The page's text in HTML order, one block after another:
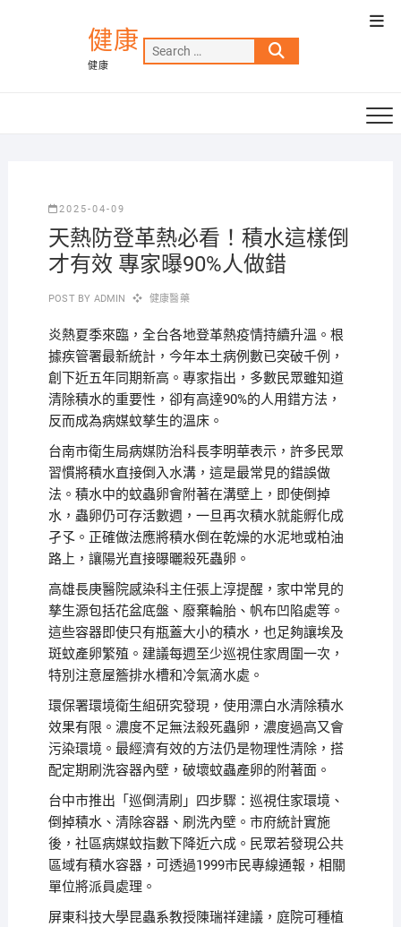
健康
健康
Search
…
2025-04-09
天熱防登革熱必看！積水這樣倒
才有效 專家曝90%人做錯
POST BY ADMIN 健康醫藥
炎熱夏季來臨，全台各地登革熱疫情持續升溫。根
據疾管署最新統計，今年本土病例數已突破千例，
創下近五年同期新高。專家指出，多數民眾雖知道
清除積水的重要性，卻有高達90%的人用錯方法，
反而成為病媒蚊孳生的溫床。
台南市衛生局病媒防治科長李明華表示，許多民眾
習慣將積水直接倒入水溝，這是最常見的錯誤做
法。積水中的蚊蟲卵會附著在溝壁上，即使倒掉
水，蟲卵仍可存活數週，一旦再次積水就能孵化成
孑孓。正確做法應將積水倒在乾燥的水泥地或柏油
路上，讓陽光直接曝曬殺死蟲卵。
高雄長庚醫院感染科主任張上淳提醒，家中常見的
孳生源包括花盆底盤、廢棄輪胎、帆布凹陷處等。
這些容器即使只有瓶蓋大小的積水，也足夠讓埃及
斑蚊產卵繁殖。建議每週至少巡視住家周圍一次，
特別注意屋簷排水槽和冷氣滴水處。
環保署環境衛生組研究發現，使用漂白水清除積水
效果有限。濃度不足無法殺死蟲卵，濃度過高又會
污染環境。最經濟有效的方法仍是物理性清除，搭
配定期刷洗容器內壁，破壞蚊蟲產卵的附著面。
台中市推出「巡倒清刷」四步驟：巡視住家環境、
倒掉積水、清除容器、刷洗內壁。市府統計實施
後，社區病媒蚊指數下降近六成。民眾若發現公共
區域有積水容器，可透過1999市民專線通報，相關
單位將派員處理。
屏東科技大學昆蟲系教授陳瑞祥建議，庭院可種植